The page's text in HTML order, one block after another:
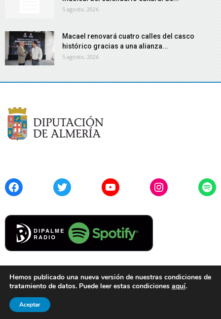
5 agosto, 2026
Macael renovará cuatro calles del casco
histórico gracias a una alianza...
5 agosto, 2026
FacebookTwitter YouTubeInstagram
Cookies
© 2021 Diputación de Almería. Todos los derechos reservados.
Hemos publicado una nueva versión de nuestras condiciones de
tratamiento de datos. Puede leer estas condiciones aquí.
Aceptar